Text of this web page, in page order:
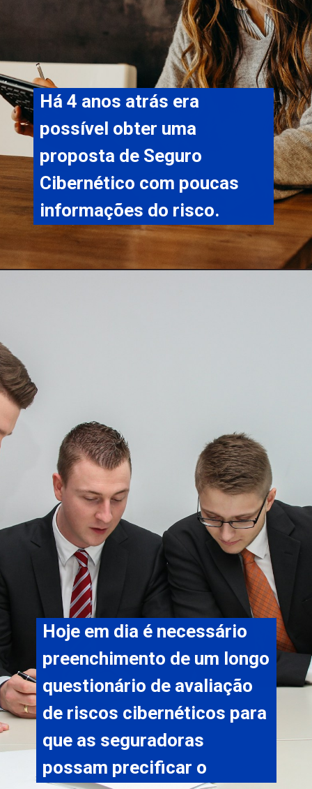
Há 4 anos atrás era
possível obter uma
proposta de Seguro
Cibernético com poucas
informações do risco.
Hoje em dia é necessário
preenchimento de um longo
questionário de avaliação
de riscos cibernéticos para
que as seguradoras
possam precificar o